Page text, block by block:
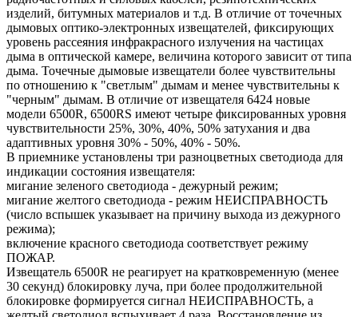
изделий, битумных материалов и т.д. В отличие от точечных
дымовых оптико-электронных извещателей, фиксирующих
уровень рассеяния инфракрасного излучения на частицах
дыма в оптической камере, величина которого зависит от типа
дыма. Точечные дымовые извещатели более чувствительны
по отношению к "светлым" дымам и менее чувствительны к
"черным" дымам. В отличие от извещателя 6424 новые
модели 6500R, 6500RS имеют четыре фиксированных уровня
чувствительности 25%, 30%, 40%, 50% затухания и два
адаптивных уровня 30% - 50%, 40% - 50%.
В приемнике установлены три разноцветных светодиода для
индикации состояния извещателя:
мигание зеленого светодиода - дежурный режим;
мигание желтого светодиода - режим НЕИСПРАВНОСТЬ
(число вспышек указывает на причину выхода из дежурного
режима);
включение красного светодиода соответствует режиму
ПОЖАР.
Извещатель 6500R не реагирует на кратковременную (менее
30 секунд) блокировку луча, при более продолжительной
блокировке формируется сигнал НЕИСПРАВНОСТЬ, а